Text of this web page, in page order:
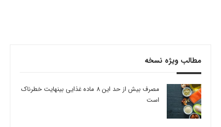
مطالب ویژه نسخه
مصرف بیش از حد این 8 ماده غذایی بینهایت خطرناک
است